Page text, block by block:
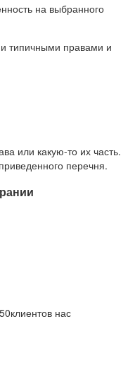
на выбранного
типичными правами и
или какую-то их часть.
перечня.
нас